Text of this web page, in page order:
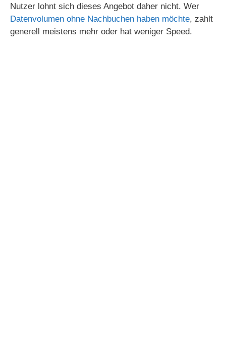
Nutzer lohnt sich dieses Angebot daher nicht. Wer
Datenvolumen ohne Nachbuchen haben möchte, zahlt
generell meistens mehr oder hat weniger Speed.